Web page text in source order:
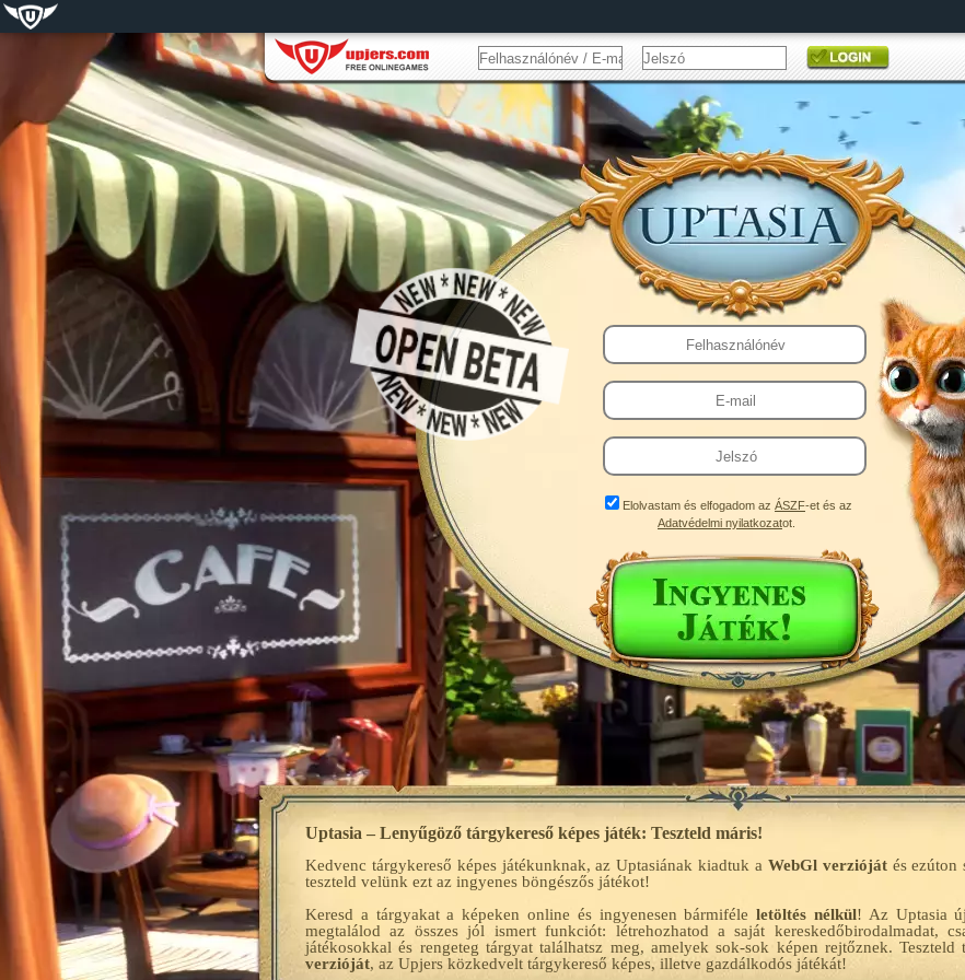
Elolvastam és elfogadom az ÁSZF-et és az
Adatvédelmi nyilatkozatot.
Uptasia – Lenyűgöző tárgykereső képes játék: Teszteld máris!
Kedvenc tárgykereső képes játékunknak, az Uptasiának kiadtuk a WebGl verziójátés ezúton
teszteld velünk ezt az ingyenes böngészős játékot!
Keresd a tárgyakat a képeken online és ingyenesen bármiféleletöltés nélkül! Az Uptasia
megtalálod az összes jól ismert funkciót: létrehozhatod a saját kereskedőbirodalmadat,
játékosokkal és rengeteg tárgyat találhatsz meg, amelyek sok-sok képen rejtőznek.
verzióját, az Upjers közkedvelt tárgykereső képes, illetve gazdálkodós játékát!